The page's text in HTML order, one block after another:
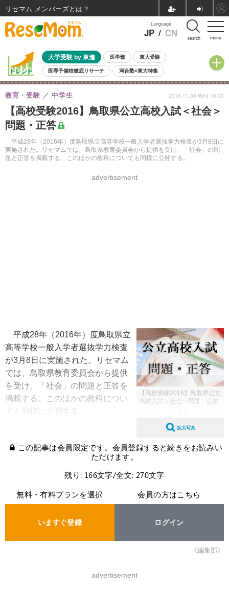
menu
Language
JP / CN search
大学受験 by 東進 医学部 東大受験
医専予備校徹底リサーチ 河合塾×東大特集
親子で考える大学選び 高校受験 中学受験 小学校受験
共通テスト 夏休み
8月開催イベント・WS 全国公立高校 過去問 人気記事
自由研究教材（小学生向け）
【高校受験2016】鳥取県公立高校入試＜社会＞
問題・正答
平成28年（2016年）度鳥取県立高等学校一般入学者選抜学力検査が3月8日に
実施された。リセマムでは、鳥取県教育委員会から提供を受け、「社会」の問
題と正答を掲載する。このほかの教科についても同様に公開する。
教育・受験 中学生
advertisement
2016.11.30 Wed 16:00
【高校受験2016】鳥取県公立
高校入試＜社会＞問題・正答
拡大写真
平成28年（2016年）度鳥取県立
高等学校一般入学者選抜学力検査
が3月8日に実施された。リセマム
では、鳥取県教育委員会から提供
を受け、「社会」の問題と正答を
掲載する。このほかの教科につい
ても同様に公開する。
この記事は会員限定です。会員登録すると続きをお読みい
ただけます。
残り: 166文字/全文: 270文字
無料・有料プランを選択
いますぐ登録
会員の方はこちら
ログイン
《編集部》
advertisement
リセマム メンバーズ